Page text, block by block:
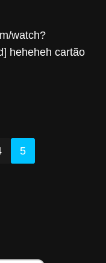
watch?
heheheh cartão
5